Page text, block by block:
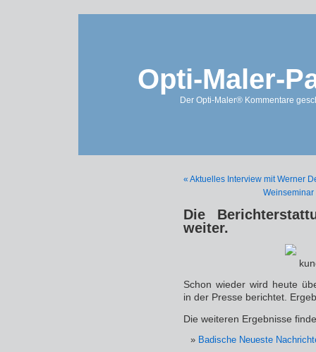
Opti-Maler-
Der Opti-Maler® Kommentare
« Aktuelles Interview mit Werner
Weinseminar
Die
weiter.
Schon wieder wird heute
in der Presse berichtet.
Die weiteren Ergebnisse
Badische Neueste